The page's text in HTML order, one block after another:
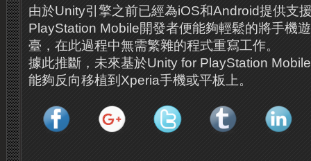
由於Unity引擎之前已經為iOS和Android提供支
PlayStation Mobile開發者便能夠輕鬆的將手機
臺，在此過程中無需繁雜的程式重寫工作。
據此推斷，未來基於Unity for PlayStation
能夠反向移植到Xperia手機或平板上。